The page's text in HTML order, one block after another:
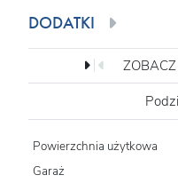
DODATKI
Powierzchnia użytkowa
Garaż